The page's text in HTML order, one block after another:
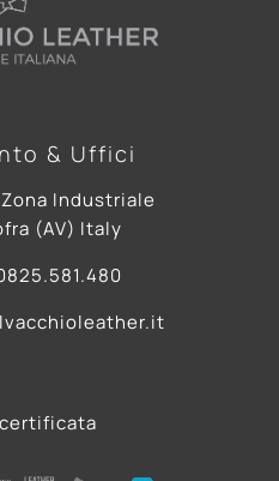
& Uffici
Industriale
(AV) Italy